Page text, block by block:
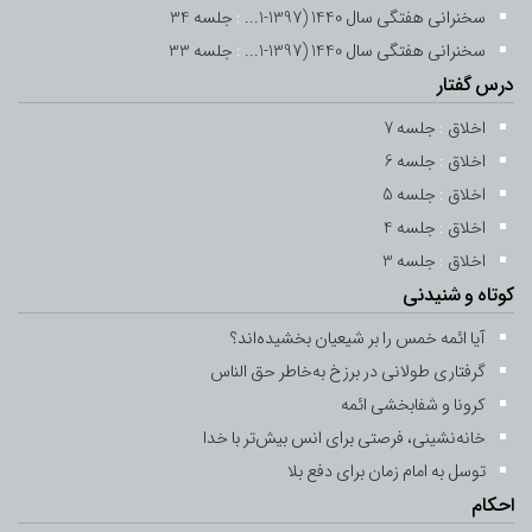
جلسه 13
29 خرداد 1392 -10 شعبان 1434
جلسه 14
31 خرداد 1392 - 12 شعبان 1434
جلسه 15
7 تیر 1392 -19 شعبان 1434
جلسه 16
13 تیر 1392 -
جلسه 17
21 تیر 1392
سخنرانی هفتگی سال 1440 (1397-1...
: جلسه 34
سخنرانی هفتگی سال 1440 (1397-1...
: جلسه 33
درس گفتار
اخلاق : جلسه 7
اخلاق : جلسه 6
اخلاق : جلسه 5
اخلاق : جلسه 4
اخلاق : جلسه 3
کوتاه و شنیدنی
آیا ائمه خمس را بر شیعیان بخشیده‌اند؟
گرفتاری طولانی در برزخ به‌خاطر حق ‌الناس
کرونا و شفابخشی ائمه
خانه‌نشینی، فرصتی برای انس بیش‌تر با خدا
توسل به امام زمان برای دفع بلا
احکام